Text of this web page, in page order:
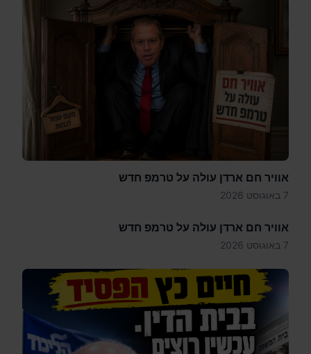
אוויר חם ארדן עולה על טרמפ חדש
7 באוגוסט 2026
אוויר חם ארדן עולה על טרמפ חדש
7 באוגוסט 2026